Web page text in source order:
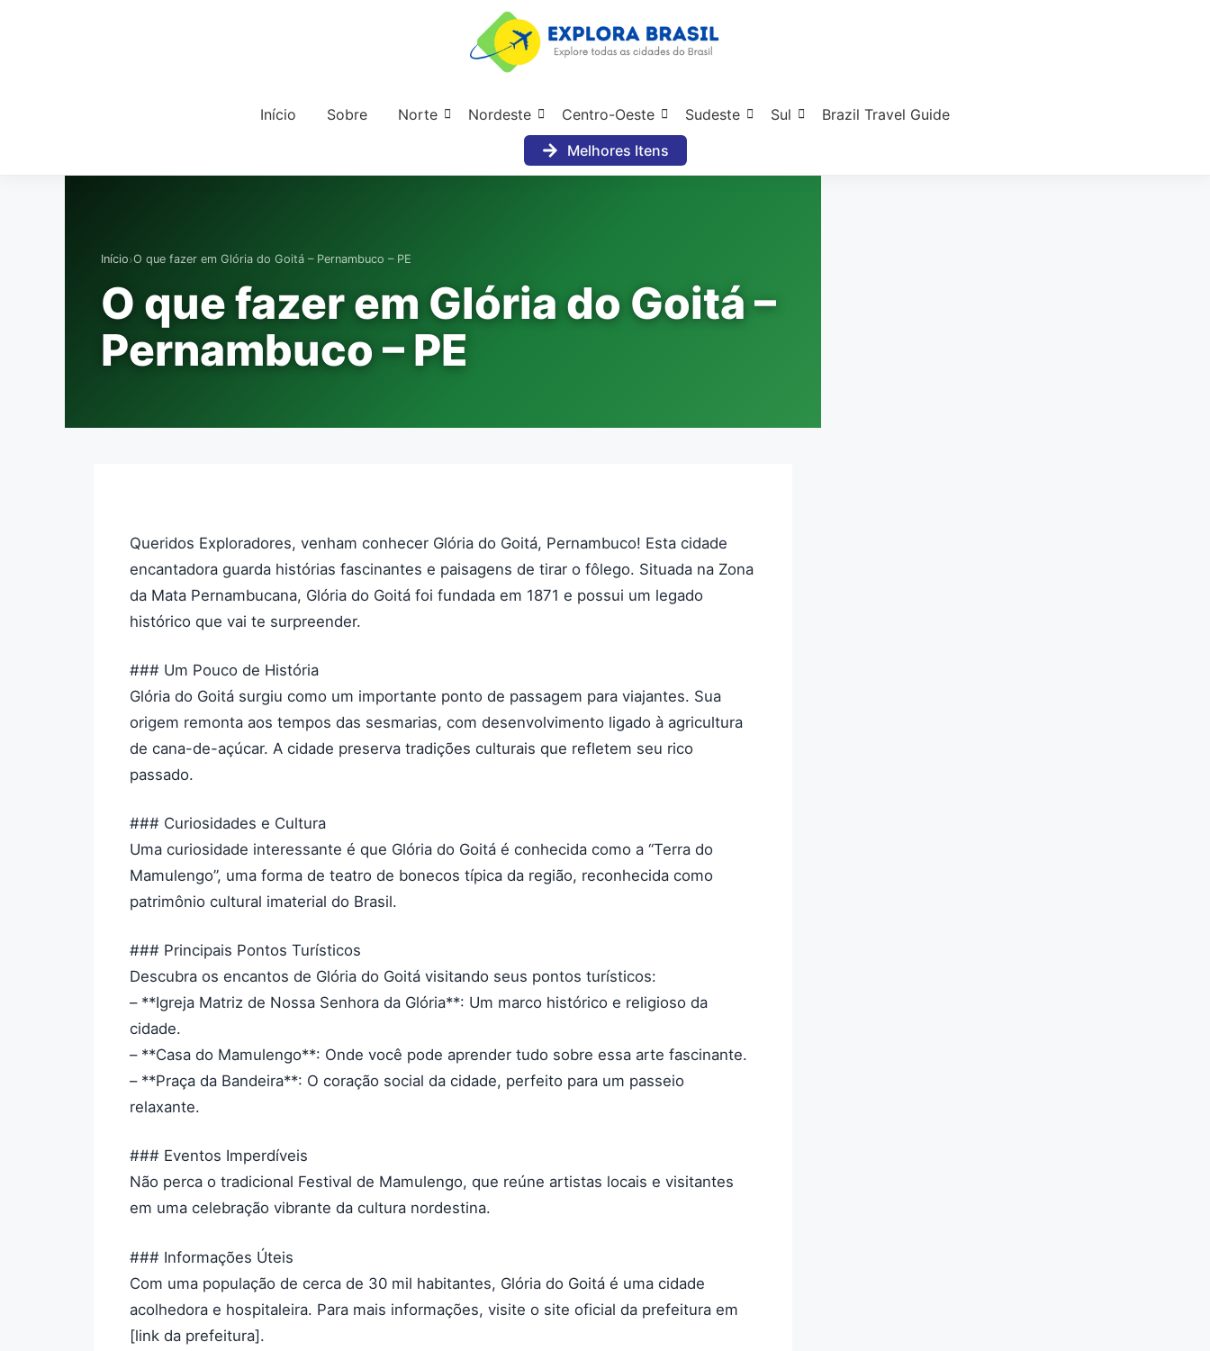
Início Sobre Norte Nordeste Centro-Oeste Sudeste Sul
Brazil Travel Guide
Melhores Itens
Início›O que fazer em Glória do Goitá – Pernambuco – PE
O que fazer em Glória do Goitá –
Pernambuco – PE
Queridos Exploradores, venham conhecer Glória do Goitá, Pernambuco! Esta cidade
encantadora guarda histórias fascinantes e paisagens de tirar o fôlego. Situada na Zona
da Mata Pernambucana, Glória do Goitá foi fundada em 1871 e possui um legado
histórico que vai te surpreender.
### Um Pouco de História
Glória do Goitá surgiu como um importante ponto de passagem para viajantes. Sua
origem remonta aos tempos das sesmarias, com desenvolvimento ligado à agricultura
de cana-de-açúcar. A cidade preserva tradições culturais que refletem seu rico
passado.
### Curiosidades e Cultura
Uma curiosidade interessante é que Glória do Goitá é conhecida como a “Terra do
Mamulengo”, uma forma de teatro de bonecos típica da região, reconhecida como
patrimônio cultural imaterial do Brasil.
### Principais Pontos Turísticos
Descubra os encantos de Glória do Goitá visitando seus pontos turísticos:
– **Igreja Matriz de Nossa Senhora da Glória**: Um marco histórico e religioso da
cidade.
– **Casa do Mamulengo**: Onde você pode aprender tudo sobre essa arte fascinante.
– **Praça da Bandeira**: O coração social da cidade, perfeito para um passeio
relaxante.
### Eventos Imperdíveis
Não perca o tradicional Festival de Mamulengo, que reúne artistas locais e visitantes
em uma celebração vibrante da cultura nordestina.
### Informações Úteis
Com uma população de cerca de 30 mil habitantes, Glória do Goitá é uma cidade
acolhedora e hospitaleira. Para mais informações, visite o site oficial da prefeitura em
[link da prefeitura].